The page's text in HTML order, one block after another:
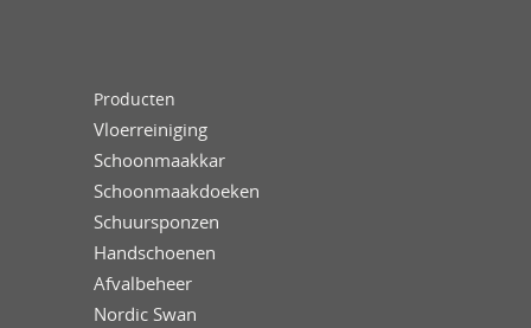
Producten
Vloerreiniging
Schoonmaakkar
Schoonmaakdoeken
Schuursponzen
Handschoenen
Afvalbeheer
Nordic Swan